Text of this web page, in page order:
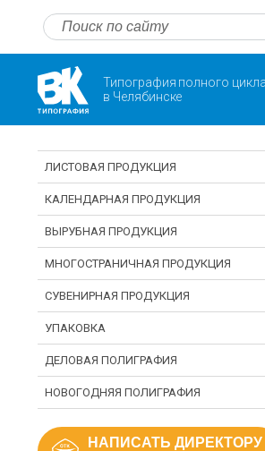
Типография полного цикла
в Челябинске
ЛИСТОВАЯ ПРОДУКЦИЯ
КАЛЕНДАРНАЯ ПРОДУКЦИЯ
ВЫРУБНАЯ ПРОДУКЦИЯ
МНОГОСТРАНИЧНАЯ ПРОДУКЦИЯ
СУВЕНИРНАЯ ПРОДУКЦИЯ
УПАКОВКА
ДЕЛОВАЯ ПОЛИГРАФИЯ
НОВОГОДНЯЯ ПОЛИГРАФИЯ
НАПИСАТЬ ДИРЕКТОРУ